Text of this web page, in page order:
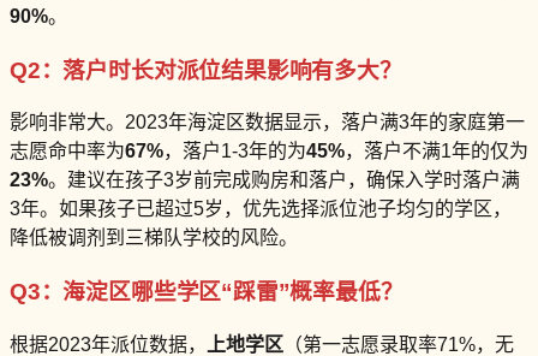
90%。
Q2：落户时长对派位结果影响有多大？
影响非常大。2023年海淀区数据显示，落户满3年的家庭第一
志愿命中率为67%，落户1-3年的为45%，落户不满1年的仅为
23%。建议在孩子3岁前完成购房和落户，确保入学时落户满
3年。如果孩子已超过5岁，优先选择派位池子均匀的学区，
降低被调剂到三梯队学校的风险。
Q3：海淀区哪些学区“踩雷”概率最低？
根据2023年派位数据， 上地学区 （第一志愿录取率71%，无